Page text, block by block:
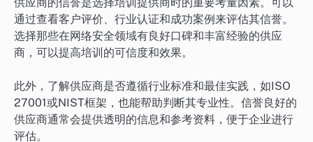
通过查看客户评价、行业认证和成功案例来评估其信誉。
选择那些在网络安全领域有良好口碑和丰富经验的供应
商，可以提高培训的可信度和效果。
此外，了解供应商是否遵循行业标准和最佳实践，如ISO
27001或NIST框架，也能帮助判断其专业性。信誉良好的
供应商通常会提供透明的信息和参考资料，便于企业进行
评估。